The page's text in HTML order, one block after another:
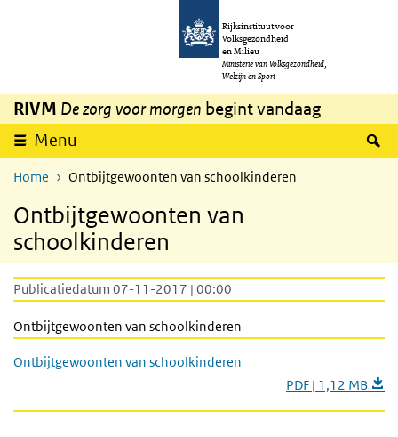
Overslaan en naar de inhoud gaan
Rijksinstituut voor
Volksgezondheid
en Milieu
Ministerie van Volksgezondheid,
Welzijn en Sport
RIVM De zorg voor morgen begint vandaag
Menu
Home Ontbijtgewoonten van schoolkinderen
Ontbijtgewoonten van
schoolkinderen
Publicatiedatum 07-11-2017 | 00:00
Ontbijtgewoonten van schoolkinderen
Ontbijtgewoonten van schoolkinderen
PDF | 1,12 MB